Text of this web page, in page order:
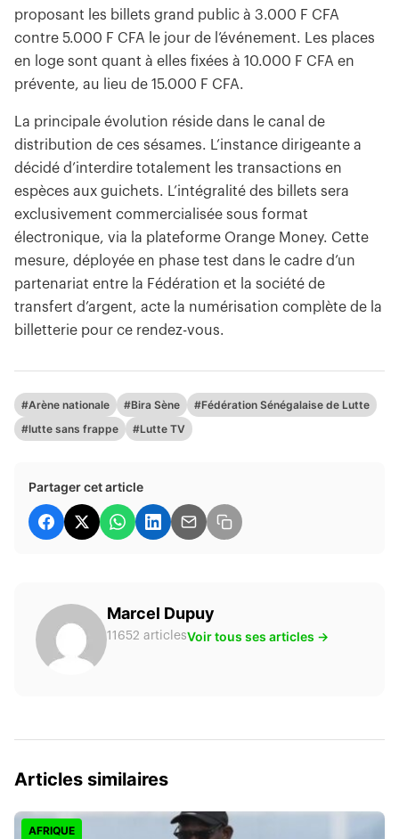
proposant les billets grand public à 3.000 F CFA
contre 5.000 F CFA le jour de l’événement. Les places
en loge sont quant à elles fixées à 10.000 F CFA en
prévente, au lieu de 15.000 F CFA.
La principale évolution réside dans le canal de
distribution de ces sésames. L’instance dirigeante a
décidé d’interdire totalement les transactions en
espèces aux guichets. L’intégralité des billets sera
exclusivement commercialisée sous format
électronique, via la plateforme Orange Money. Cette
mesure, déployée en phase test dans le cadre d’un
partenariat entre la Fédération et la société de
transfert d’argent, acte la numérisation complète de la
billetterie pour ce rendez-vous.
#Arène nationale #Bira Sène
#Fédération Sénégalaise de Lutte
#lutte sans frappe
#Lutte TV
Partager cet article
Marcel Dupuy
11652 articlesVoir tous ses articles →
Articles similaires
AFRIQUE